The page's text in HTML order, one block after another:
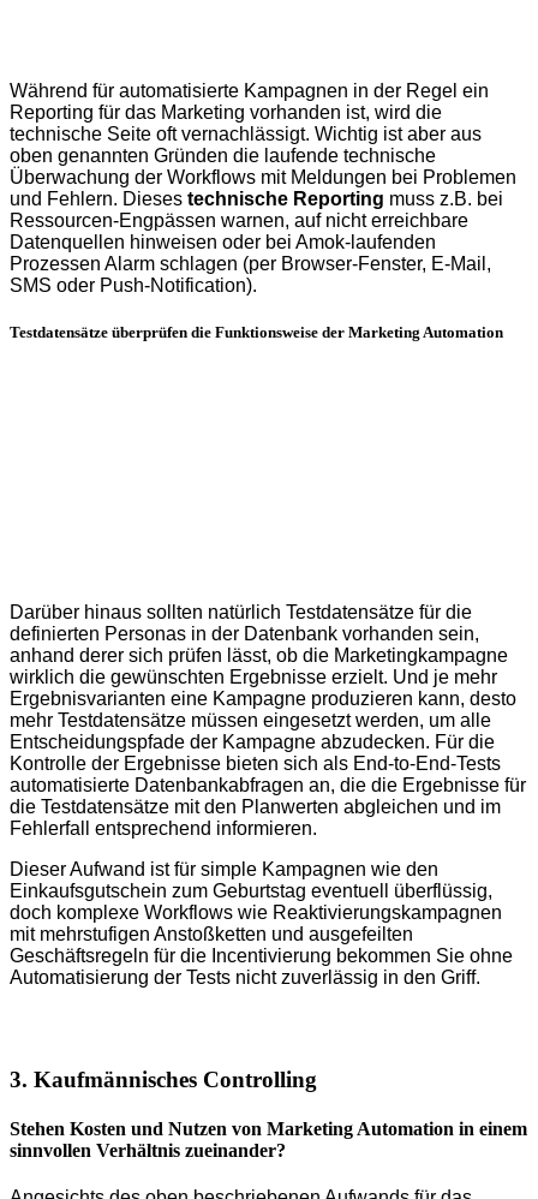
Während für automatisierte Kampagnen in der Regel ein
Reporting für das Marketing vorhanden ist, wird die
technische Seite oft vernachlässigt. Wichtig ist aber aus
oben genannten Gründen die laufende technische
Überwachung der Workflows mit Meldungen bei Problemen
und Fehlern. Dieses technische Reporting muss z.B. bei
Ressourcen-Engpässen warnen, auf nicht erreichbare
Datenquellen hinweisen oder bei Amok-laufenden
Prozessen Alarm schlagen (per Browser-Fenster, E-Mail,
SMS oder Push-Notification).
Testdatensätze überprüfen die Funktionsweise der Marketing Automation
Darüber hinaus sollten natürlich Testdatensätze für die
definierten Personas in der Datenbank vorhanden sein,
anhand derer sich prüfen lässt, ob die Marketingkampagne
wirklich die gewünschten Ergebnisse erzielt. Und je mehr
Ergebnisvarianten eine Kampagne produzieren kann, desto
mehr Testdatensätze müssen eingesetzt werden, um alle
Entscheidungspfade der Kampagne abzudecken. Für die
Kontrolle der Ergebnisse bieten sich als End-to-End-Tests
automatisierte Datenbankabfragen an, die die Ergebnisse für
die Testdatensätze mit den Planwerten abgleichen und im
Fehlerfall entsprechend informieren.
Dieser Aufwand ist für simple Kampagnen wie den
Einkaufsgutschein zum Geburtstag eventuell überflüssig,
doch komplexe Workflows wie Reaktivierungskampagnen
mit mehrstufigen Anstoßketten und ausgefeilten
Geschäftsregeln für die Incentivierung bekommen Sie ohne
Automatisierung der Tests nicht zuverlässig in den Griff.
3. Kaufmännisches Controlling
Stehen Kosten und Nutzen von Marketing Automation in einem
sinnvollen Verhältnis zueinander?